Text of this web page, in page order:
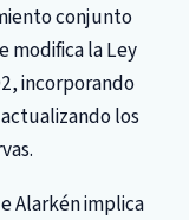
conjunto
modifica la Ley
incorporando
los
Alarkén implica